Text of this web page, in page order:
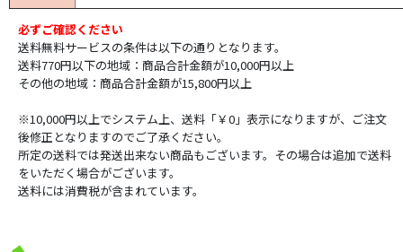
必ずご確認ください
送料無料サービスの条件は以下の通りとなります。
送料770円以下の地域：商品合計金額が10,000円以上
その他の地域：商品合計金額が15,800円以上
※10,000円以上でシステム上、送料「￥0」表示になりますが、ご注文
後修正となりますのでご了承ください。
所定の送料では発送出来ない商品もございます。その場合は追加で送料
をいただく場合がございます。
送料には消費税が含まれています。